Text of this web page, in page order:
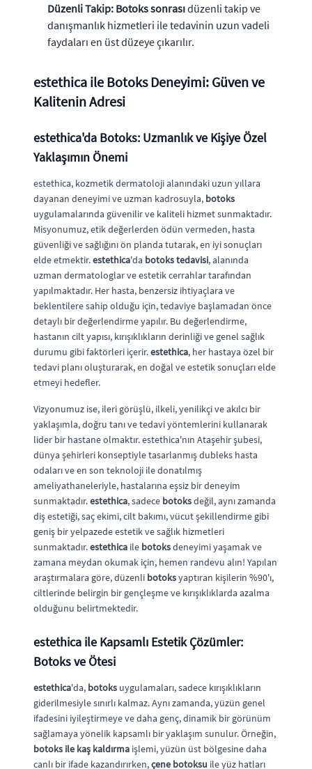
Düzenli Takip: Botoks sonrasıdüzenli takip ve
danışmanlık hizmetleri ile tedavinin uzun vadeli
faydaları en üst düzeye çıkarılır.
estethica ile Botoks Deneyimi: Güven ve
Kalitenin Adresi
estethica'da Botoks: Uzmanlık ve Kişiye Özel
Yaklaşımın Önemi
estethica, kozmetik dermatoloji alanındaki uzun yıllara
dayanan deneyimi ve uzman kadrosuyla, botoks
uygulamalarında güvenilir ve kaliteli hizmet sunmaktadır.
Misyonumuz, etik değerlerden ödün vermeden, hasta
güvenliği ve sağlığını ön planda tutarak, en iyi sonuçları
elde etmektir.estethica'da botoks tedavisi, alanında
uzman dermatologlar ve estetik cerrahlar tarafından
yapılmaktadır. Her hasta, benzersiz ihtiyaçlara ve
beklentilere sahip olduğu için, tedaviye başlamadan önce
detaylı bir değerlendirme yapılır. Bu değerlendirme,
hastanın cilt yapısı, kırışıklıkların derinliği ve genel sağlık
durumu gibi faktörleri içerir.estethica, her hastaya özel bir
tedavi planı oluşturarak, en doğal ve estetik sonuçları elde
etmeyi hedefler.
Vizyonumuz ise, ileri görüşlü, ilkeli, yenilikçi ve akılcı bir
yaklaşımla, doğru tanı ve tedavi yöntemlerini kullanarak
lider bir hastane olmaktır. estethica'nın Ataşehir şubesi,
dünya şehirleri konseptiyle tasarlanmış dubleks hasta
odaları ve en son teknoloji ile donatılmış
ameliyathaneleriyle, hastalarına eşsiz bir deneyim
sunmaktadır.estethica, sadece botoksdeğil, aynı zamanda
diş estetiği, saç ekimi, cilt bakımı, vücut şekillendirme gibi
geniş bir yelpazede estetik ve sağlık hizmetleri
sunmaktadır.estethica ile botoksdeneyimi yaşamak ve
zamana meydan okumak için, hemen randevu alın! Yapılan
araştırmalara göre, düzenli botoksyaptıran kişilerin %90'ı,
ciltlerinde belirgin bir gençleşme ve kırışıklıklarda azalma
olduğunu belirtmektedir.
estethica ile Kapsamlı Estetik Çözümler:
Botoks ve Ötesi
estethica'da, botoks uygulamaları, sadece kırışıklıkların
giderilmesiyle sınırlı kalmaz. Aynı zamanda, yüzün genel
ifadesini iyileştirmeye ve daha genç, dinamik bir görünüm
sağlamaya yönelik kapsamlı bir yaklaşım sunulur. Örneğin,
botoks ile kaş kaldırma işlemi, yüzün üst bölgesine daha
canlı bir ifade kazandırırken,çene botoksu ile yüz hatları